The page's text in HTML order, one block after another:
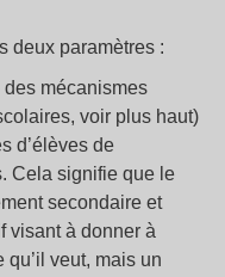
deux paramètres :
des mécanismes
voir plus haut)
d’élèves de
Cela signifie que le
secondaire et
visant à donner à
veut, mais un